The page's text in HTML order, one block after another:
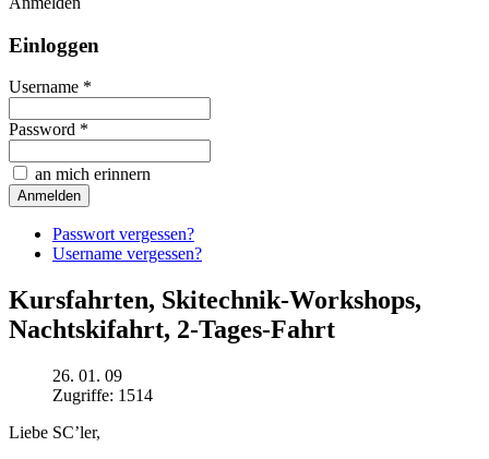
Einloggen
Username *
Password *
an mich erinnern
Passwort vergessen?
Username vergessen?
Kursfahrten, Skitechnik-Workshops,
Nachtskifahrt, 2-Tages-Fahrt
26. 01. 09
Zugriffe: 1514
Liebe SC’ler,